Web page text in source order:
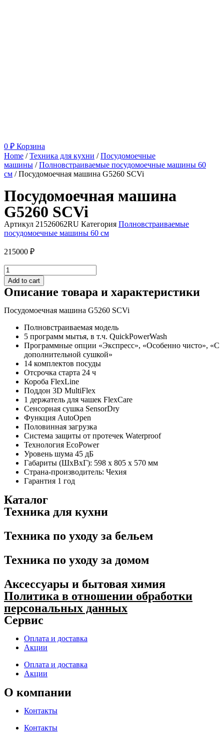
0 ₽ Корзина
Home /Техника для кухни /Посудомоечные
машины /Полновстраиваемые посудомоечные машины 60
см / Посудомоечная машина G5260 SCVi
Посудомоечная машина
G5260 SCVi
Артикул 21526062RU Категория Полновстраиваемые
посудомоечные машины 60 см
215000 ₽
Посудомоечная
машина
G5260
SCVi
Add to cart
Описание товара и характеристики
Посудомоечная машина G5260 SCVi
Полновстраиваемая модель
5 программ мытья, в т.ч. QuickPowerWash
Программные опции «Экспресс», «Особенно чисто», «С
дополнительной сушкой»
14 комплектов посуды
Отсрочка старта 24 ч
Короба FlexLine
Поддон 3D MultiFlex
1 держатель для чашек FlexCare
Сенсорная сушка SensorDry
Функция AutoOpen
Половинная загрузка
Система защиты от протечек Waterproof
Технология EcoPower
Уровень шума 45 дБ
Габариты (ШхВхГ): 598 x 805 x 570 мм
Страна-производитель: Чехия
Гарантия 1 год
Каталог
Техника для кухни
Техника по уходу за бельем
Техника по уходу за домом
Аксессуары и бытовая химия
Политика в отношении обработки
персональных данных
Сервис
Оплата и доставка
Акции
Оплата и доставка
Акции
О компании
Контакты
Контакты